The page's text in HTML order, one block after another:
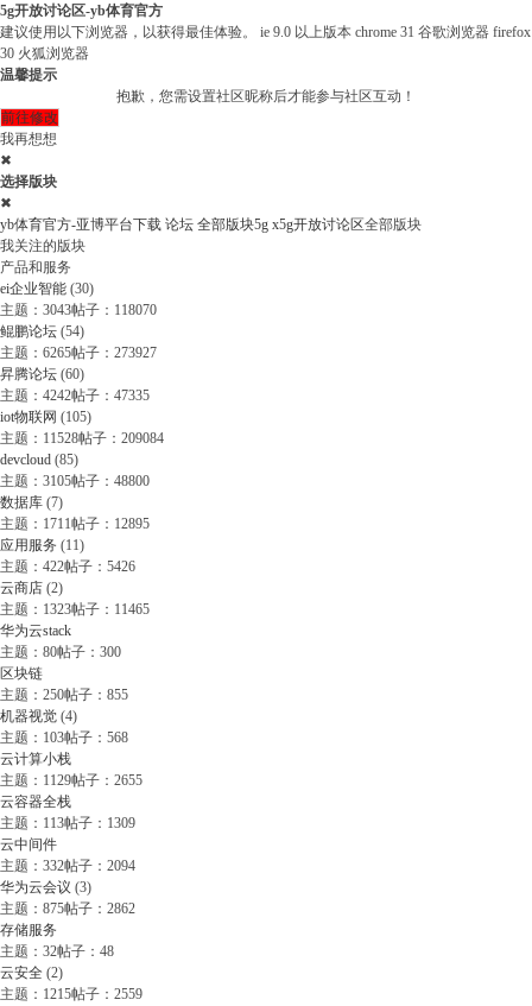
5g开放讨论区-yb体育官方
建议使用以下浏览器，以获得最佳体验。
ie 9.0 以上版本 chrome 31 谷歌浏览器 firefox
30 火狐浏览器
温馨提示
抱歉，您需设置社区昵称后才能参与社区互动！
前往修改
我再想想
✖
选择版块
✖
yb体育官方-亚博平台下载 论坛 全部版块5g x5g开放讨论区全部版块
我关注的版块
产品和服务
ei企业智能 (30)
主题：3043帖子：118070
鲲鹏论坛 (54)
主题：6265帖子：273927
昇腾论坛 (60)
主题：4242帖子：47335
iot物联网 (105)
主题：11528帖子：209084
devcloud (85)
主题：3105帖子：48800
数据库 (7)
主题：1711帖子：12895
应用服务 (11)
主题：422帖子：5426
云商店 (2)
主题：1323帖子：11465
华为云stack
主题：80帖子：300
区块链
主题：250帖子：855
机器视觉 (4)
主题：103帖子：568
云计算小栈
主题：1129帖子：2655
云容器全栈
主题：113帖子：1309
云中间件
主题：332帖子：2094
华为云会议 (3)
主题：875帖子：2862
存储服务
主题：32帖子：48
云安全 (2)
主题：1215帖子：2559